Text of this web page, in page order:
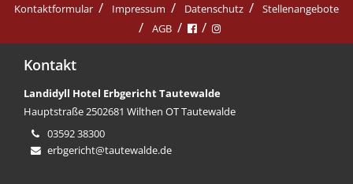
Kontaktformular Impressum Datenschutz
Stellenangebote
AGB
Kontakt
Landidyll Hotel Erbgericht Tautewalde
Hauptstraße 2502681 Wilthen OT Tautewalde
03592 38300
erbgericht@tautewalde.de